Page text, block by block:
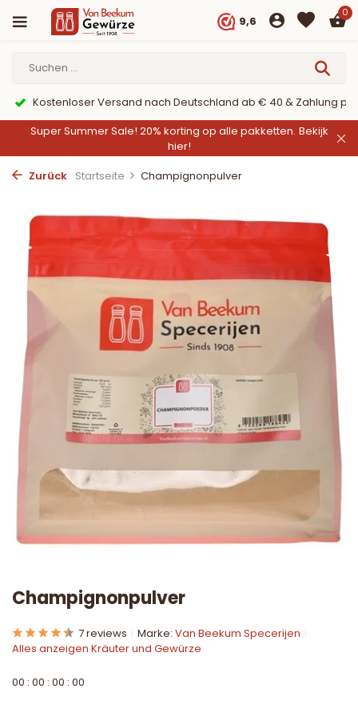
9,6
0
PayPal
9,6/10 Webwinkelkeur ✔
Super Summer Sale! 20% korting op alle pakketten. Bekijk
hier!
Zurück Startseite Champignonpulver
Champignonpulver
7 reviews Marke: Van Beekum Specerijen
Alles anzeigen Kräuter und Gewürze
00 : 00 : 00 : 00